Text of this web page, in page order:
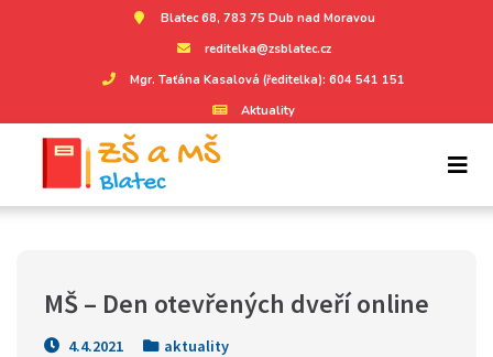
Blatec 68, 783 75 Dub nad Moravou
reditelka@zsblatec.cz
Mgr. Taťána Kasalová (ředitelka): 604 541 151
Aktuality
MŠ – Den otevřených dveří online
4.4.2021 aktuality